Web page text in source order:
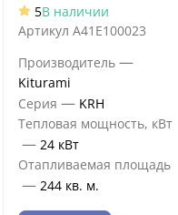
5В наличии
Артикул A41E100023
Производитель —
Kiturami
Серия — KRH
Тепловая мощность, кВт
— 24 кВт
Отапливаемая площадь
— 244 кв. м.